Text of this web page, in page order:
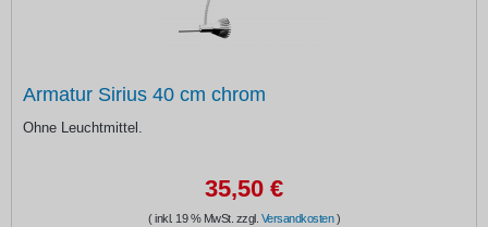
Armatur Sirius 40 cm chrom
Ohne Leuchtmittel.
35,50 €
( inkl. 19 % MwSt. zzgl. Versandkosten)